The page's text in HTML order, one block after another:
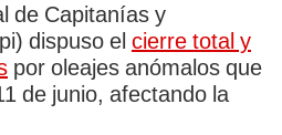
de Capitanías y
dispuso el cierre total y
por oleajes anómalos que
de junio, afectando la